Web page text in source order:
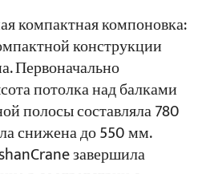
компактная компоновка:
конструкции
Первоначально
потолка над балками
полосы составляла 780
снижена до 550 мм.
завершила